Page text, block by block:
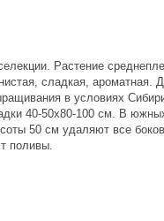
Растение
сладкая, ароматная.
в условиях
40-50х80-100 см. В
50 см удаляют все
поливы.